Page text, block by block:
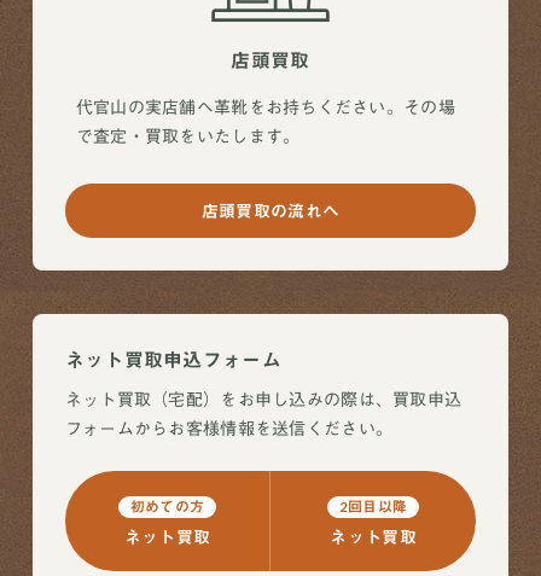
店頭買取
代官山の実店舗へ革靴をお持ちください。その場
で査定・買取をいたします。
店頭買取の流れへ
ネット買取申込フォーム
ネット買取（宅配）をお申し込みの際は、買取申込
フォームからお客様情報を送信ください。
初めての方
ネット買取
2回目以降
ネット買取